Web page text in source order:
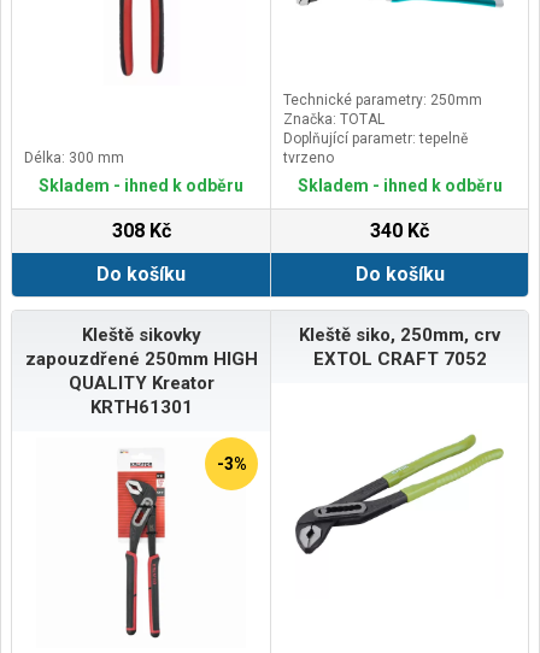
Délka: 300 mm
Skladem - ihned k odběru
308 Kč
Do košíku
Technické parametry: 250mm
Značka: TOTAL
Doplňující parametr: tepelně
tvrzeno
Skladem - ihned k odběru
340 Kč
Do košíku
Kleště sikovky
zapouzdřené 250mm HIGH
QUALITY Kreator
KRTH61301
-3%
Kleště siko, 250mm, crv
EXTOL CRAFT 7052